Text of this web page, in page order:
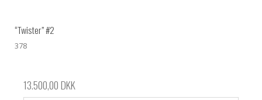
“Twister” #2
378
13.500,00 DKK